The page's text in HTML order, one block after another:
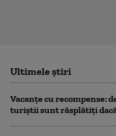
Ultimele știri
Vacanțe cu recompense:
turiștii sunt răsplătiți